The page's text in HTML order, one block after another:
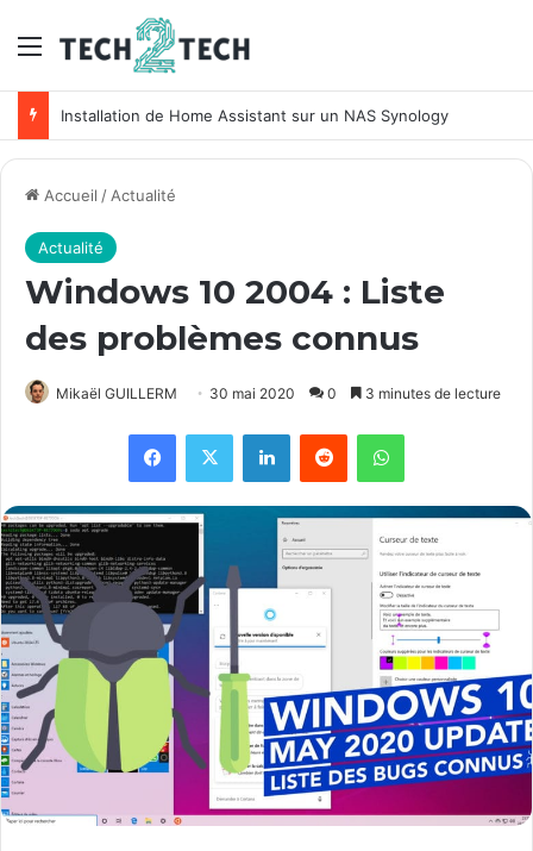
Menu
Installation de Home Assistant sur un NAS Synology
Accueil /Actualité
Actualité
Windows 10 2004 : Liste
des problèmes connus
Mikaël GUILLERM 30 mai 2020 0 3 minutes de lecture
Facebook
X LinkedinReddit WhatsApp